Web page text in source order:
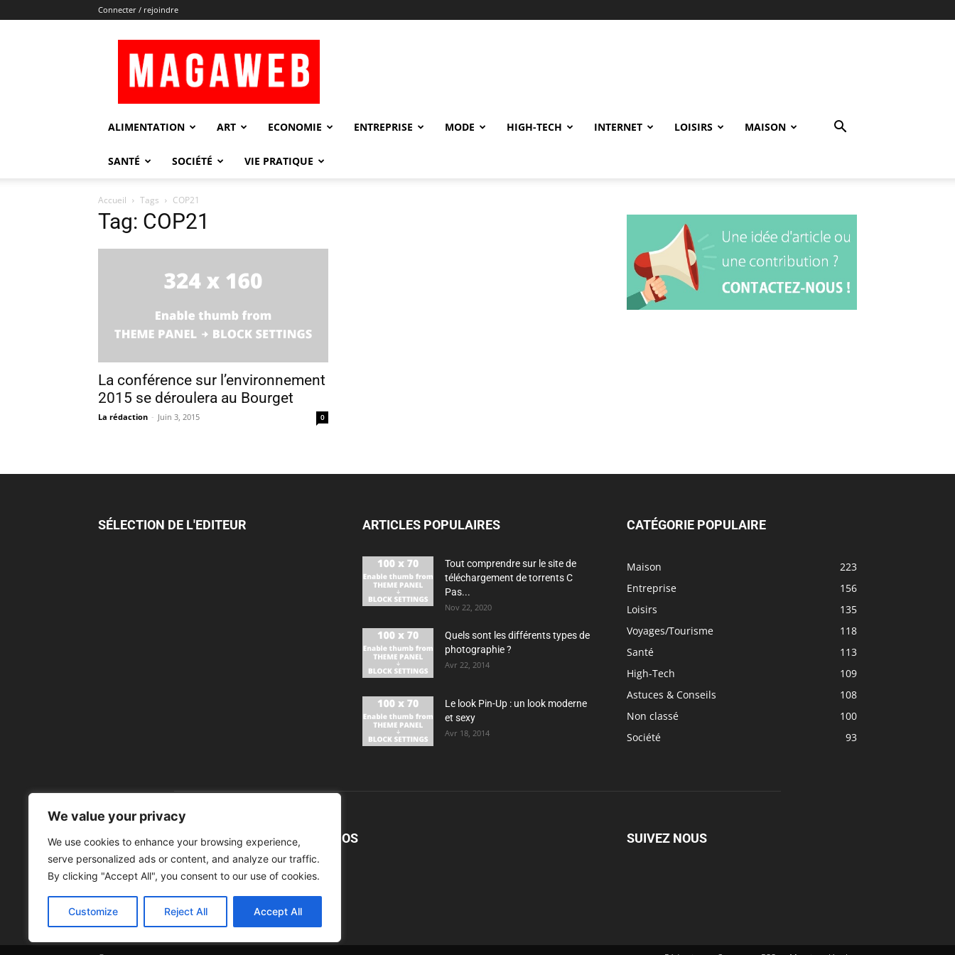
We value your privacy
We use cookies to enhance your browsing experience,
serve personalized ads or content, and analyze our traffic.
By clicking "Accept All", you consent to our use of cookies.
Customize Reject All Accept All
Connecter / rejoindre
ALIMENTATION ART ECONOMIE ENTREPRISE MODE HIGH-TECH INTERNET LOISIRS MAISON
SANTÉ SOCIÉTÉ VIE PRATIQUE
Accueil Tags COP21
Tag: COP21
La conférence sur l’environnement
2015 se déroulera au Bourget
La rédaction - Juin 3, 2015 0
SÉLECTION DE L'EDITEUR ARTICLES POPULAIRES
Tout comprendre sur le site de
téléchargement de torrents C
Pas...
Nov 22, 2020
Quels sont les différents types de
photographie ?
Avr 22, 2014
Le look Pin-Up : un look moderne
et sexy
Avr 18, 2014
CATÉGORIE POPULAIRE
Maison
223
Entreprise
156
Loisirs
135
Voyages/Tourisme
118
Santé
113
High-Tech
109
Astuces & Conseils
108
Non classé
100
Société
93
À PROPOS SUIVEZ NOUS